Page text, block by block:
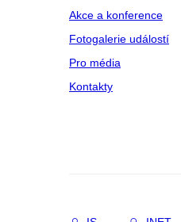
Akce a konference
Fotogalerie událostí
Pro média
Kontakty